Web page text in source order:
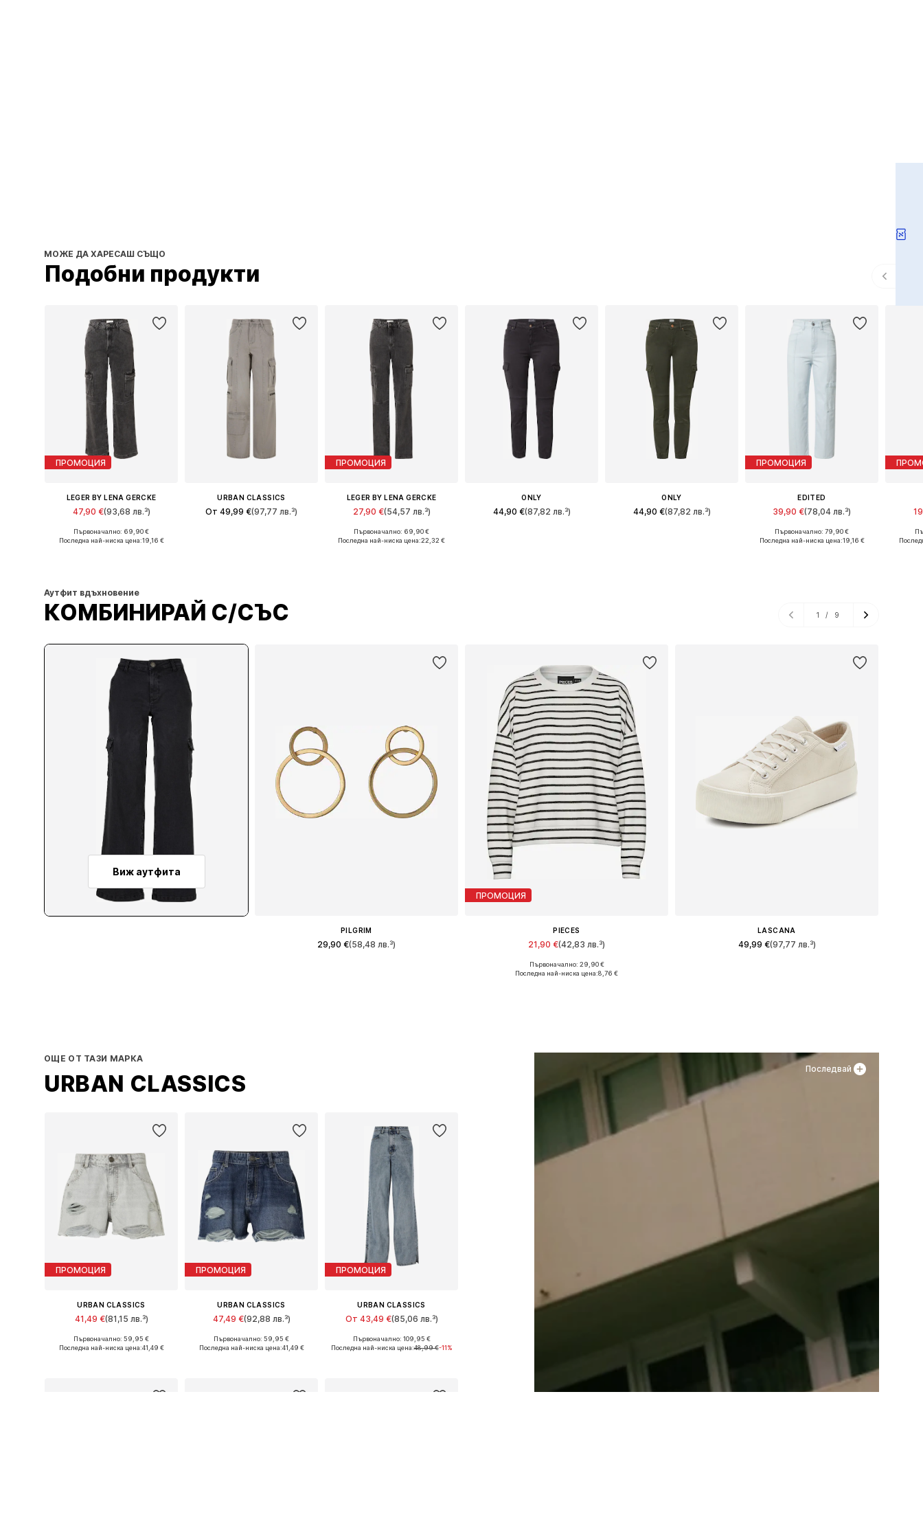
МОЖЕ ДА ХАРЕСАШ СЪЩО
Подобни продукти
ПРОМОЦИЯ
LEGER BY LENA GERCKE
47,90 €(93,68 лв.³)
Първоначално: 69,90 €
Последна най-ниска цена:19,16 €
URBAN CLASSICS
От 49,99 €(97,77 лв.³)
ПРОМОЦИЯ
LEGER BY LENA GERCKE
27,90 €(54,57 лв.³)
Първоначално: 69,90 €
Последна най-ниска цена:22,32 €
ONLY
44,90 €(87,82 лв.³)
ONLY
44,90 €(87,82 лв.³)
ПРОМОЦИЯ
EDITED
39,90 €(78,04 лв.³)
Първоначално: 79,90 €
Последна най-ниска цена:19,16 €
Аутфит вдъхновение
КОМБИНИРАЙ С/СЪС 1 / 9
Виж аутфита
PILGRIM
29,90 €(58,48 лв.³)
ПРОМОЦИЯ
PIECES
21,90 €(42,83 лв.³)
Налични размери: XS, S, M, L, XL
Първоначално: 29,90 €
Последна най-ниска цена:8,76 €
LASCANA
49,99 €(97,77 лв.³)
Последвай
ОЩЕ ОТ ТАЗИ МАРКА
URBAN CLASSICS
ПРОМОЦИЯ
URBAN CLASSICS
41,49 €(81,15 лв.³)
Първоначално: 59,95 €
Последна най-ниска цена:41,49 €
ПРОМОЦИЯ
URBAN CLASSICS
47,49 €(92,88 лв.³)
Предлага се в много размери
Първоначално: 59,95 €
Последна най-ниска цена:41,49 €
ПРОМОЦИЯ
URBAN CLASSICS
От 43,49 €(85,06 лв.³)
Предлага се в много размери
Първоначално: 109,95 €
Последна най-ниска цена:48,99 €-11%